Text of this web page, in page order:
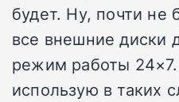
будет. Ну, почти не
все внешние диски
режим работы
использую в таких